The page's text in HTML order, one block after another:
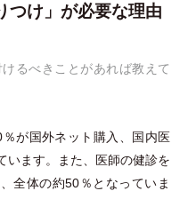
つけ」が必要な理由
るべきことがあれば教えて
が国外ネット購入、国内医
います。また、医師の健診を
全体の約50％となっていま